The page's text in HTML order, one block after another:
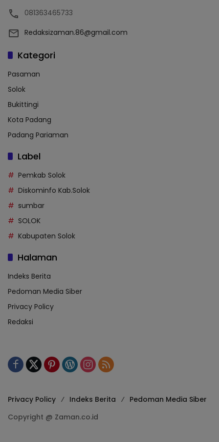
081363465733
Redaksizaman.86@gmail.com
Kategori
Pasaman
Solok
Bukittingi
Kota Padang
Padang Pariaman
Label
Pemkab Solok
Diskominfo Kab.Solok
sumbar
SOLOK
Kabupaten Solok
Halaman
Indeks Berita
Pedoman Media Siber
Privacy Policy
Redaksi
Privacy Policy Indeks Berita
Pedoman Media Siber
Copyright @ Zaman.co.id